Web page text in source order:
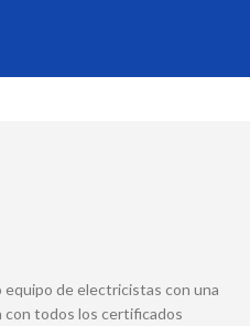
de electricistas con una
todos los certificados